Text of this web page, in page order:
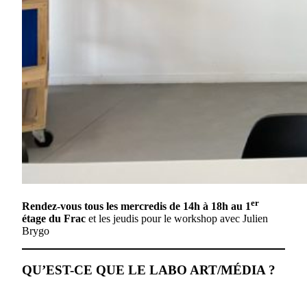
Rendez-vous tous les mercredis de 14h à 18h au 1er
étage du Frac et les jeudis pour le workshop avec Julien
Brygo
QU’EST-CE QUE LE LABO ART/MÉDIA ?